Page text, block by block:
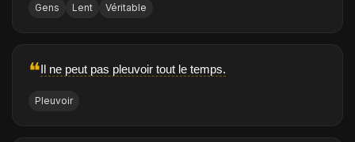
Gens Lent Véritable
❝Il ne peut pas pleuvoir tout le temps.
Pleuvoir